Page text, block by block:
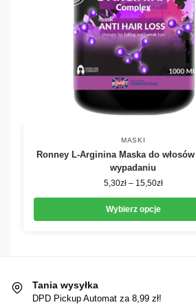
MASKI
Ronney L-Arginina Maska do
wypadaniu
5,30zł – 15,50zł
Wybierz opcje
Tania wysyłka
DPD Pickup Automat za 8,99 zł!